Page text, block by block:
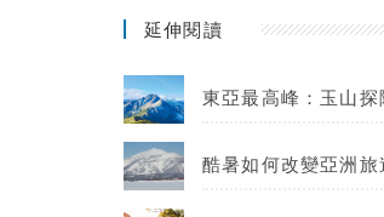
延伸閱讀
東亞最高峰：玉山探
酷暑如何改變亞洲旅